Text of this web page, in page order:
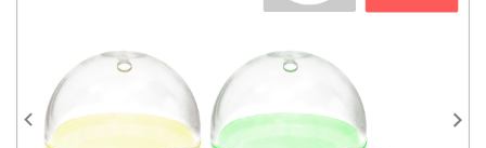
カプセルトイマシン本体